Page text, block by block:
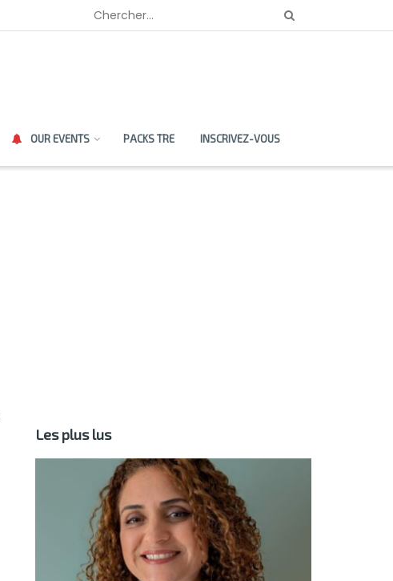
OUR EVENTS PACKS TRE INSCRIVEZ-VOUS
Les plus lus